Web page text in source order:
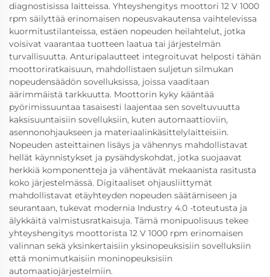
diagnostisissa laitteissa. Yhteyshengitys moottori 12 V 1000
rpm säilyttää erinomaisen nopeusvakautensa vaihtelevissa
kuormitustilanteissa, estäen nopeuden heilahtelut, jotka
voisivat vaarantaa tuotteen laatua tai järjestelmän
turvallisuutta. Anturipalautteet integroituvat helposti tähän
moottoriratkaisuun, mahdollistaen suljetun silmukan
nopeudensäädön sovelluksissa, joissa vaaditaan
äärimmäistä tarkkuutta. Moottorin kyky kääntää
pyörimissuuntaa tasaisesti laajentaa sen soveltuvuutta
kaksisuuntaisiin sovelluksiin, kuten automaattioviin,
asennonohjaukseen ja materiaalinkäsittelylaitteisiin.
Nopeuden asteittainen lisäys ja vähennys mahdollistavat
hellät käynnistykset ja pysähdyskohdat, jotka suojaavat
herkkiä komponentteja ja vähentävät mekaanista rasitusta
koko järjestelmässä. Digitaaliset ohjausliittymät
mahdollistavat etäyhteyden nopeuden säätämiseen ja
seurantaan, tukevat modernia Industry 4.0 -toteutusta ja
älykkäitä valmistusratkaisuja. Tämä monipuolisuus tekee
yhteyshengitys moottorista 12 V 1000 rpm erinomaisen
valinnan sekä yksinkertaisiin yksinopeuksisiin sovelluksiin
että monimutkaisiin moninopeuksisiin
automaatiojärjestelmiin.